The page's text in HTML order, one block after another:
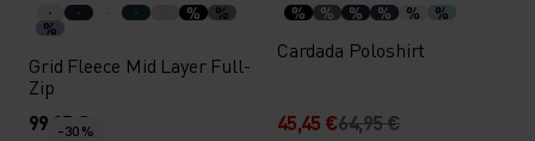
% %
%
Grid Fleece Mid Layer Full-
Zip
99,95 €
% % % % % %
Cardada Poloshirt
45,45 €64,95 €
-30 %